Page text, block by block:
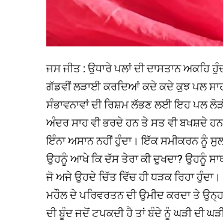
ਜਸ ਜੀਤ : ਉਧਾਰੇ ਪਲਾਂ ਦੀ ਦਾਸਤਾਨ ਅਕਹਿ
ਗੱਡਵੀਂ ਲੜਾਈ ਕਰਦਿਆਂ ਕਦੇ ਕਦੇ ਕੁਝ ਪਲ
ਸੰਭਾਵਨਾਵਾਂ ਦੀ ਰਿਸ਼ਮ ਲੱਭਣ ਲਈ ਇਹ ਪਲ
ਅੰਦਰ ਸਾਹ ਵੀ ਭਰਦੇ ਹਨ ਤੇ ਸਤ ਵੀ ਬਖਸ਼ਦੇ
ਇੰਨਾ ਅਸਾਨ ਨਹੀਂ ਹੁੰਦਾ। ਇੱਕ ਸਮੀਕਰਨ ਨੂੰ
ਉਹਨੂੰ ਆਖੇ ਕਿ ਦੱਸ ਤੇਰਾ ਕੀ ਦੁਖਦਾ? ਉਹਨੂੰ
ਜੋ ਅਜੇ ਉਹਦੇ ਚਿੱਤ ਵਿੱਚ ਹੀ ਧੜਕ ਰਿਹਾ
ਮਹੌਲ ਦੇ ਪਰਿਵਰਤਨ ਦੀ ਉਮੀਦ ਕਰਦਾ ਤੇ
ਦੀ ਬੂੰਦ ਜਦੋਂ ਟਪਕਦੀ ਹੈ ਤਾਂ ਬੰਦੇ ਨੂੰ ਘੜੀ ਦੀ